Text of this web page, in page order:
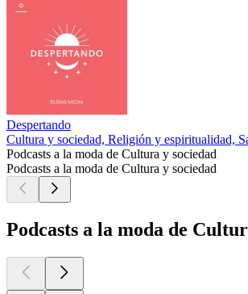
Despertando
Cultura y sociedad, Religión y espiritualidad,
Podcasts a la moda de Cultura y sociedad
Podcasts a la moda de Cultura y sociedad
Podcasts a la moda de